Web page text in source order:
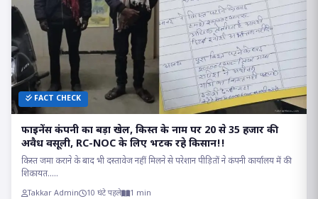
FACT CHECK
फाइनेंस कंपनी का बड़ा खेल, किस्त के नाम पर 20 से 35 हजार की
अवैध वसूली, RC-NOC के लिए भटक रहे किसान!!
किस्त जमा कराने के बाद भी दस्तावेज नहीं मिलने से परेशान पीड़ितों ने कंपनी कार्यालय में की
शिकायत.....
Takkar Admin 10 घंटे पहले 1 min